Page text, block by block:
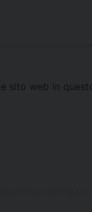
sito web in